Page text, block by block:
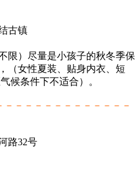
古镇
限）尽量是小孩子的秋冬季保
（女性夏装、贴身内衣、短
候条件下不适合）。
－－－－－－－－－－－－－
路32号